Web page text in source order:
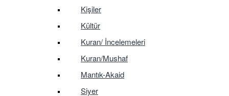
Kişiler
Kültür
Kuran/ İncelemeleri
Kuran/Mushaf
Mantık-Akaid
Siyer